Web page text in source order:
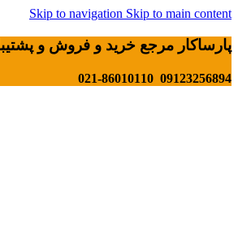
Skip to navigation Skip to main content
پارساکار مرجع خرید و فروش و
09123256894 021-86010110